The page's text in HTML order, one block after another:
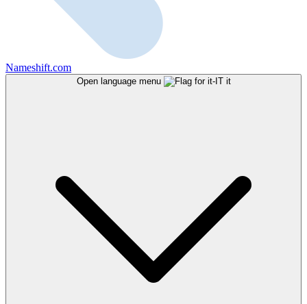
Nameshift.com
Open language menu it